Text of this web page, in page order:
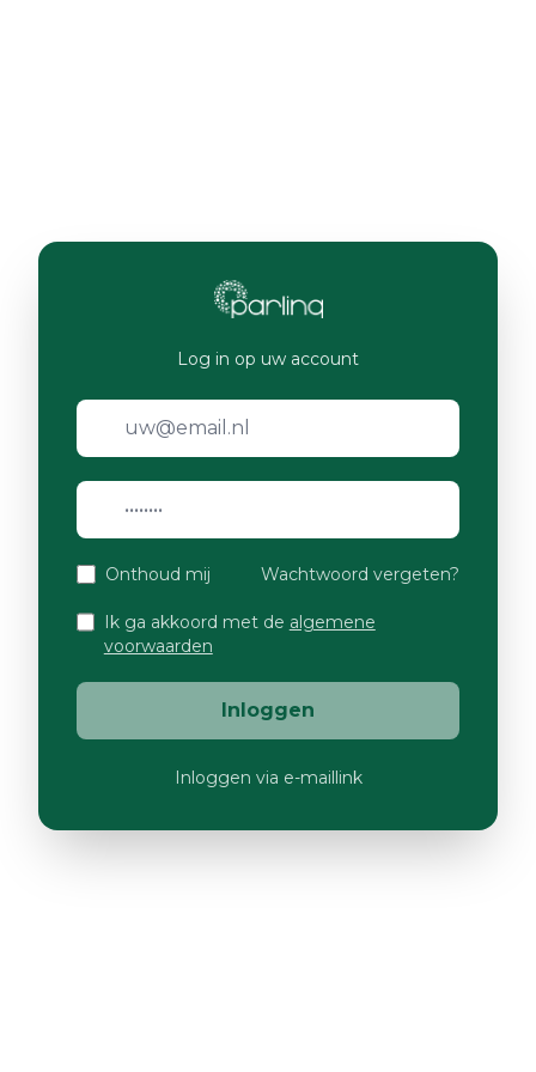
Log in op uw account
Onthoud mij Wachtwoord vergeten?
Ik ga akkoord met de algemene
voorwaarden
Inloggen
Inloggen via e-maillink